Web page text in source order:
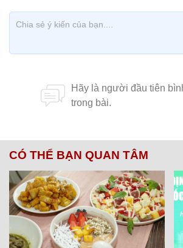
CÓ THỂ BẠN QUAN TÂM